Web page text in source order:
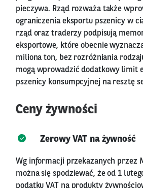
pieczywa. Rząd rozważa także
ograniczenia eksportu pszenicy w
rząd oraz traderzy podpisują
eksportowe, które obecnie
miliona ton, bez rozróżniania
mogą wprowadzić dodatkowy limit
pszenicy konsumpcyjnej na resztę
Ceny żywności
Zerowy VAT na żywność
Wg informacji przekazanych przez
można się spodziewać, że od 1
podatku VAT na produkty